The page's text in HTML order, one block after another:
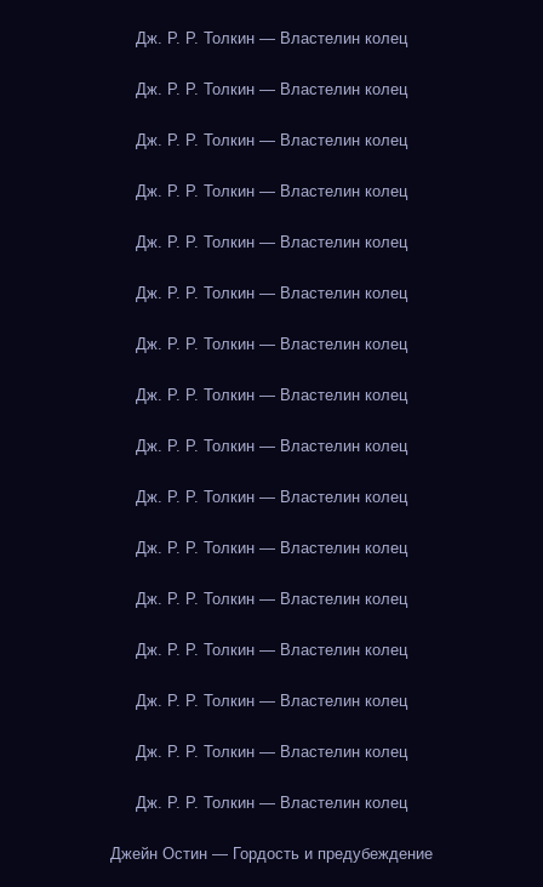
Дж. Р. Р. Толкин — Властелин колец
Дж. Р. Р. Толкин — Властелин колец
Дж. Р. Р. Толкин — Властелин колец
Дж. Р. Р. Толкин — Властелин колец
Дж. Р. Р. Толкин — Властелин колец
Дж. Р. Р. Толкин — Властелин колец
Дж. Р. Р. Толкин — Властелин колец
Дж. Р. Р. Толкин — Властелин колец
Дж. Р. Р. Толкин — Властелин колец
Дж. Р. Р. Толкин — Властелин колец
Дж. Р. Р. Толкин — Властелин колец
Дж. Р. Р. Толкин — Властелин колец
Дж. Р. Р. Толкин — Властелин колец
Дж. Р. Р. Толкин — Властелин колец
Дж. Р. Р. Толкин — Властелин колец
Дж. Р. Р. Толкин — Властелин колец
Джейн Остин — Гордость и предубеждение